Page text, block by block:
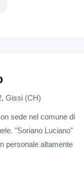
Gissi (CH)
sede nel comune di
"Soriano Luciano"
personale altamente